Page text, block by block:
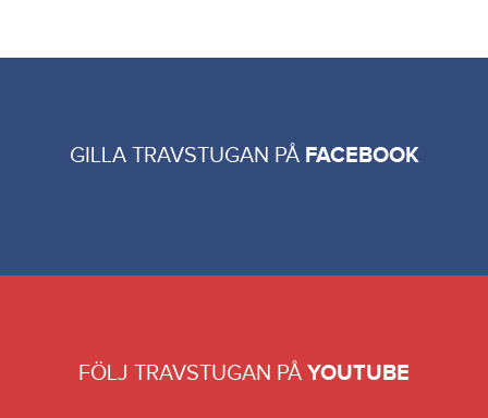
GILLA TRAVSTUGAN PÅ FACEBOOK
FÖLJ TRAVSTUGAN PÅ YOUTUBE